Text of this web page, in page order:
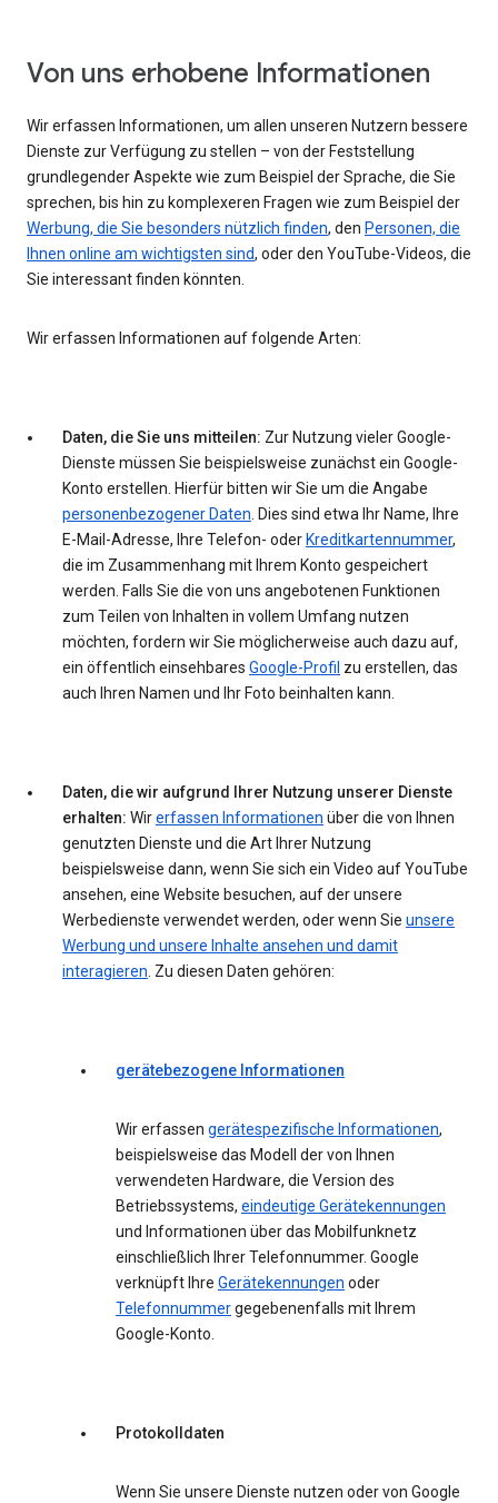
Von uns erhobene Informationen
Wir erfassen Informationen, um allen unseren Nutzern bessere
Dienste zur Verfügung zu stellen – von der Feststellung
grundlegender Aspekte wie zum Beispiel der Sprache, die Sie
sprechen, bis hin zu komplexeren Fragen wie zum Beispiel der
Werbung, die Sie besonders nützlich finden, den Personen, die
Ihnen online am wichtigsten sind, oder den YouTube-Videos, die
Sie interessant finden könnten.
Wir erfassen Informationen auf folgende Arten:
Daten, die Sie uns mitteilen: Zur Nutzung vieler Google-
Dienste müssen Sie beispielsweise zunächst ein Google-
Konto erstellen. Hierfür bitten wir Sie um die Angabe
personenbezogener Daten. Dies sind etwa Ihr Name, Ihre
E-Mail-Adresse, Ihre Telefon- oder Kreditkartennummer,
die im Zusammenhang mit Ihrem Konto gespeichert
werden. Falls Sie die von uns angebotenen Funktionen
zum Teilen von Inhalten in vollem Umfang nutzen
möchten, fordern wir Sie möglicherweise auch dazu auf,
ein öffentlich einsehbares Google-Profil zu erstellen, das
auch Ihren Namen und Ihr Foto beinhalten kann.
Daten, die wir aufgrund Ihrer Nutzung unserer Dienste
erhalten: Wirerfassen Informationen über die von Ihnen
genutzten Dienste und die Art Ihrer Nutzung
beispielsweise dann, wenn Sie sich ein Video auf YouTube
ansehen, eine Website besuchen, auf der unsere
Werbedienste verwendet werden, oder wenn Sie unsere
Werbung und unsere Inhalte ansehen und damit
interagieren. Zu diesen Daten gehören:
gerätebezogene Informationen
Wir erfassen gerätespezifische Informationen,
beispielsweise das Modell der von Ihnen
verwendeten Hardware, die Version des
Betriebssystems, eindeutige Gerätekennungen
und Informationen über das Mobilfunknetz
einschließlich Ihrer Telefonnummer. Google
verknüpft Ihre Gerätekennungen oder
Telefonnummergegebenenfalls mit Ihrem
Google-Konto.
Protokolldaten
Wenn Sie unsere Dienste nutzen oder von Google